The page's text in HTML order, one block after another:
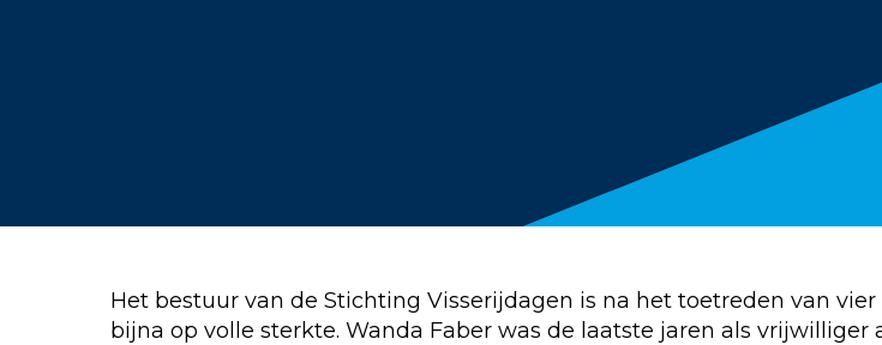
Het bestuur van de Stichting Visserijdagen is na het toetreden van
bijna op volle sterkte. Wanda Faber was de laatste jaren als vrijwilliger